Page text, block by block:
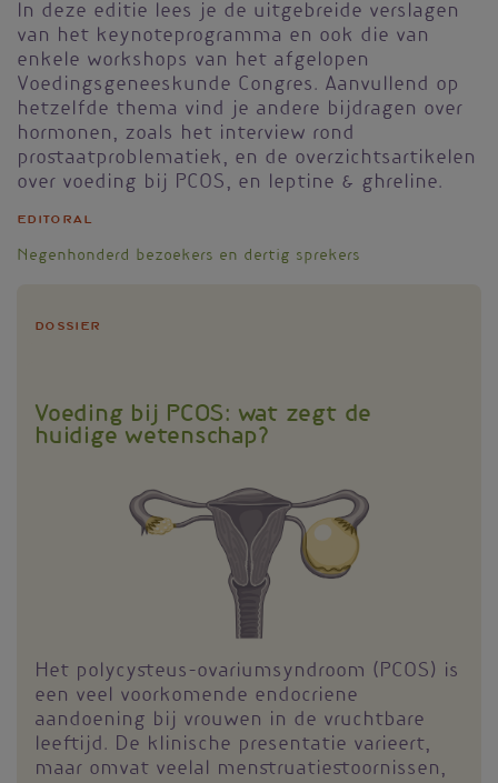
In deze editie lees je de uitgebreide verslagen
van het keynoteprogramma en ook die van
enkele workshops van het afgelopen
Voedingsgeneeskunde Congres. Aanvullend op
hetzelfde thema vind je andere bijdragen over
hormonen, zoals het interview rond
prostaatproblematiek, en de overzichtsartikelen
over voeding bij PCOS, en leptine & ghreline.
Editoral
Negenhonderd bezoekers en dertig sprekers
Dossier
Voeding bij PCOS: wat zegt de
huidige wetenschap?
Het polycysteus-ovariumsyndroom (PCOS) is
een veel voorkomende endocriene
aandoening bij vrouwen in de vruchtbare
leeftijd. De klinische presentatie varieert,
maar omvat veelal menstruatiestoornissen,